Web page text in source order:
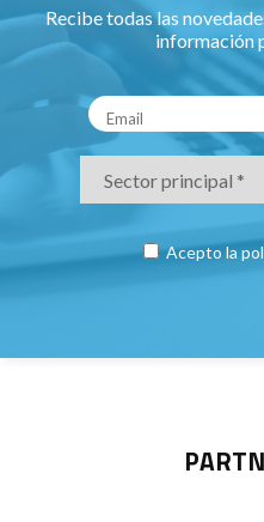
Recibe todas las
información
Acepto la